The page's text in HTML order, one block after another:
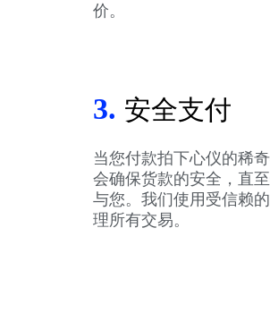
价。
3. 安全支付
当您付款拍下心仪的稀
会确保货款的安全，直
与您。我们使用受信赖
理所有交易。